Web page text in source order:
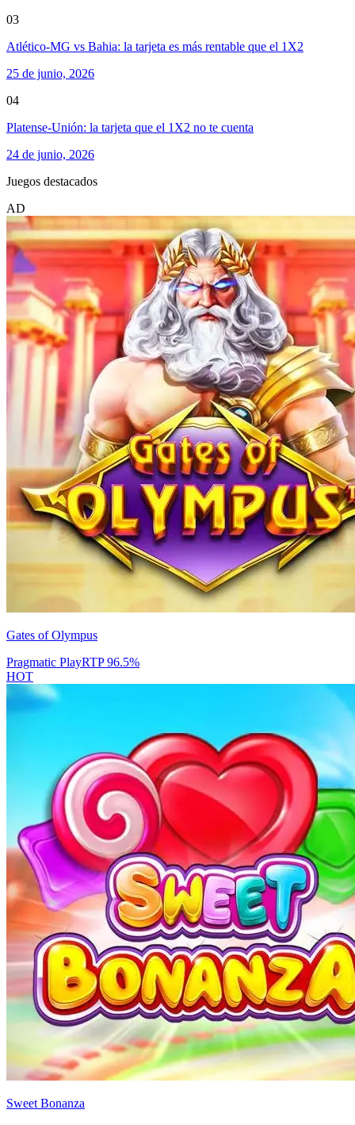
03
Atlético-MG vs Bahia: la tarjeta es más rentable que el 1X2
25 de junio, 2026
04
Platense-Unión: la tarjeta que el 1X2 no te cuenta
24 de junio, 2026
Juegos destacados
AD
Gates of Olympus
Pragmatic PlayRTP96.5%
HOT
Sweet Bonanza